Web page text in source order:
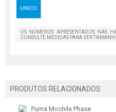
UNICO
OS NÚMEROS APRESENTADOS NAS
CONSULTE MEDIDAS PARA VER
PRODUTOS RELACIONADOS